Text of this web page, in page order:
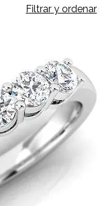
Filtrar y ordenar